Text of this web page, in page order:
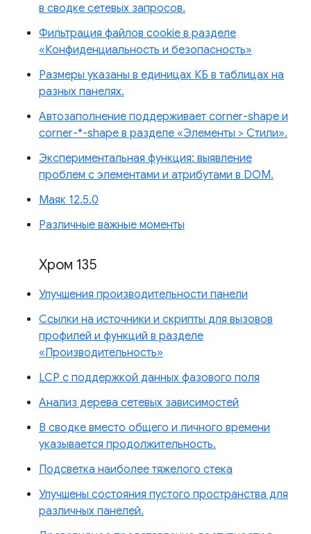
в сводке сетевых запросов.
Фильтрация файлов cookie в разделе
«Конфиденциальность и безопасность»
Размеры указаны в единицах КБ в таблицах на
разных панелях.
Автозаполнение поддерживает corner-shape и
corner-*-shape в разделе «Элементы > Стили».
Экспериментальная функция: выявление
проблем с элементами и атрибутами в DOM.
Маяк 12.5.0
Различные важные моменты
Хром 135
Улучшения производительности панели
Ссылки на источники и скрипты для вызовов
профилей и функций в разделе
«Производительность»
LCP с поддержкой данных фазового поля
Анализ дерева сетевых зависимостей
В сводке вместо общего и личного времени
указывается продолжительность.
Подсветка наиболее тяжелого стека
Улучшены состояния пустого пространства для
различных панелей.